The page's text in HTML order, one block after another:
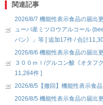
関連記事
2026/8/7 機能性表示食品の届
ューバ産ミツロウアルコール
パン》」等 [ 追加17件 / 合計
2026/8/6 機能性表示食品の届出
３００ｍｌ/グルコン酸《オタフ
11,284件 ]
2026/8/5【撤回】機能性表示食
2026/8/5 機能性表示食品の届出